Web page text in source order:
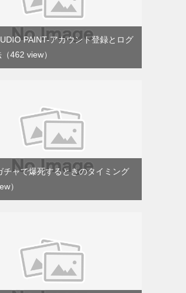
PAINT-アカウント登録とログ
（462 view）
チャで爆死するときのタイミング
）